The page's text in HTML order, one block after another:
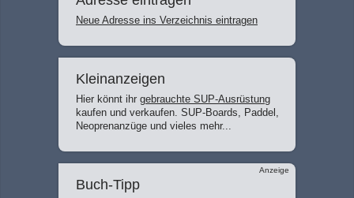
Neue Adresse ins Verzeichnis eintragen
Kleinanzeigen
Hier könnt ihr gebrauchte SUP-Ausrüstung
kaufen und verkaufen. SUP-Boards, Paddel,
Neoprenanzüge und vieles mehr...
Anzeige
Buch-Tipp